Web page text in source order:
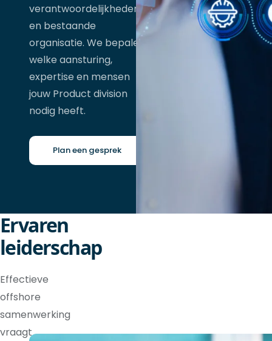
verantwoordelijkheden
en bestaande
organisatie. We bepalen
welke aansturing,
expertise en mensen
jouw Product division
nodig heeft.
Plan een gesprek
Ervaren
leiderschap
Effectieve
offshore
samenwerking
vraagt